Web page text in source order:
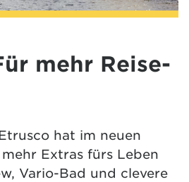
mehr Reise-
hat im neuen
Extras fürs Leben
Vario-Bad und clevere